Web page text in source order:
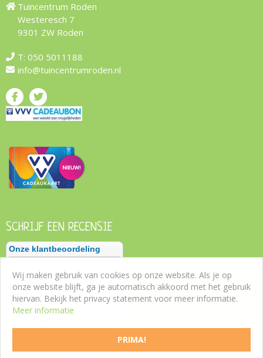
Tuincentrum Roden
Westeresch 7
9301 ZW Roden
T: 050 5011188
info@tuincentrumroden.nl
SCHRIJF EEN RECENSIE
PRIMA!
Wij maken gebruik van cookies op onze website. Als je op
onze website blijft, ga je automatisch akkoord met het gebruik
hiervan. Bekijk het privacy statement voor meer informatie.
Meer informatie